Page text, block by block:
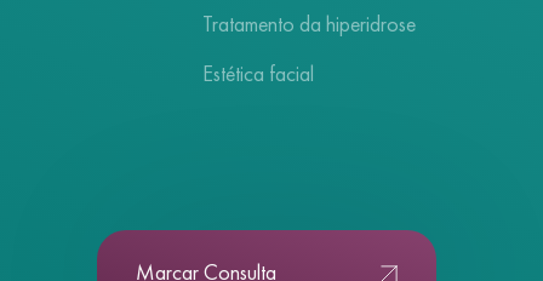
Tratamento da hiperidrose
Estética facial
Marcar Consulta